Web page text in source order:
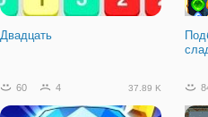
Двадцать
60 4 37.89 K